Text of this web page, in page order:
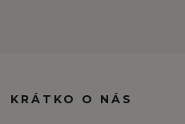
KRÁTKO O NÁS